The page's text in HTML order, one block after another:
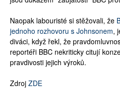
Naopak labouristé si stěžovali, že
jednoho rozhovoru s Johnsonem,
diváci, když řekl, že
reportéři BBC nekriticky citují
pravdivosti jejich výroků.
Zdroj ZDE